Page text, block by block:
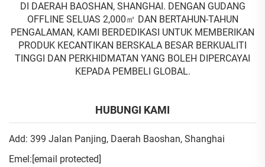
DI DAERAH BAOSHAN, SHANGHAI. DENGAN GUDANG
OFFLINE SELUAS 2,000㎡ DAN BERTAHUN-TAHUN
PENGALAMAN, KAMI BERDEDIKASI UNTUK MEMBERIKAN
PRODUK KECANTIKAN BERSKALA BESAR BERKUALITI
TINGGI DAN PERKHIDMATAN YANG BOLEH DIPERCAYAI
KEPADA PEMBELI GLOBAL.
HUBUNGI KAMI
Add: 399 Jalan Panjing, Daerah Baoshan, Shanghai
Emel: [email protected]